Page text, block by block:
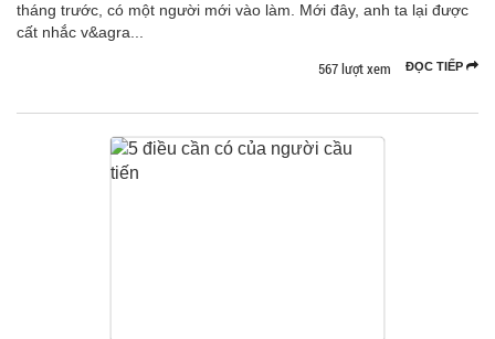
tháng trước, có một người mới vào làm. Mới đây, anh ta lại được
cất nhắc v&agra...
ĐỌC TIẾP
567 lượt xem